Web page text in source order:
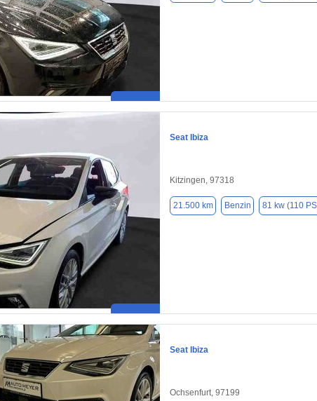
Seat Ibiza
Kitzingen, 97318
21.500 km Benzin 81 kw (110
Seat Ibiza
Ochsenfurt, 97199